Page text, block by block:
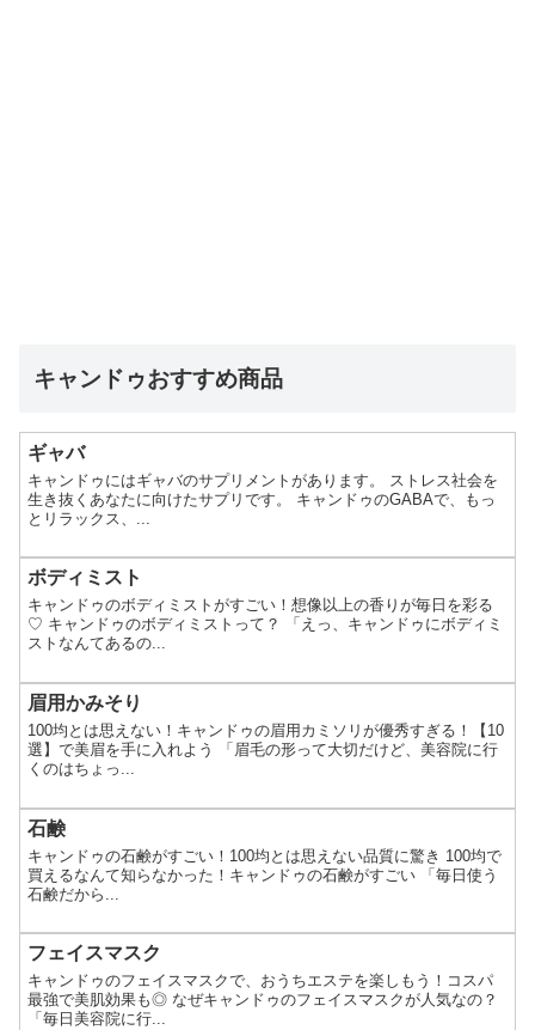
キャンドゥおすすめ商品
ギャバ
キャンドゥにはギャバのサプリメントがあります。 ストレス社会を
生き抜くあなたに向けたサプリです。 キャンドゥのGABAで、もっ
とリラックス、...
ボディミスト
キャンドゥのボディミストがすごい！想像以上の香りが毎日を彩る
♡ キャンドゥのボディミストって？ 「えっ、キャンドゥにボディミ
ストなんてあるの...
眉用かみそり
100均とは思えない！キャンドゥの眉用カミソリが優秀すぎる！【10
選】で美眉を手に入れよう 「眉毛の形って大切だけど、美容院に行
くのはちょっ...
石鹸
キャンドゥの石鹸がすごい！100均とは思えない品質に驚き 100均で
買えるなんて知らなかった！キャンドゥの石鹸がすごい 「毎日使う
石鹸だから...
フェイスマスク
キャンドゥのフェイスマスクで、おうちエステを楽しもう！コスパ
最強で美肌効果も◎ なぜキャンドゥのフェイスマスクが人気なの？
「毎日美容院に行...